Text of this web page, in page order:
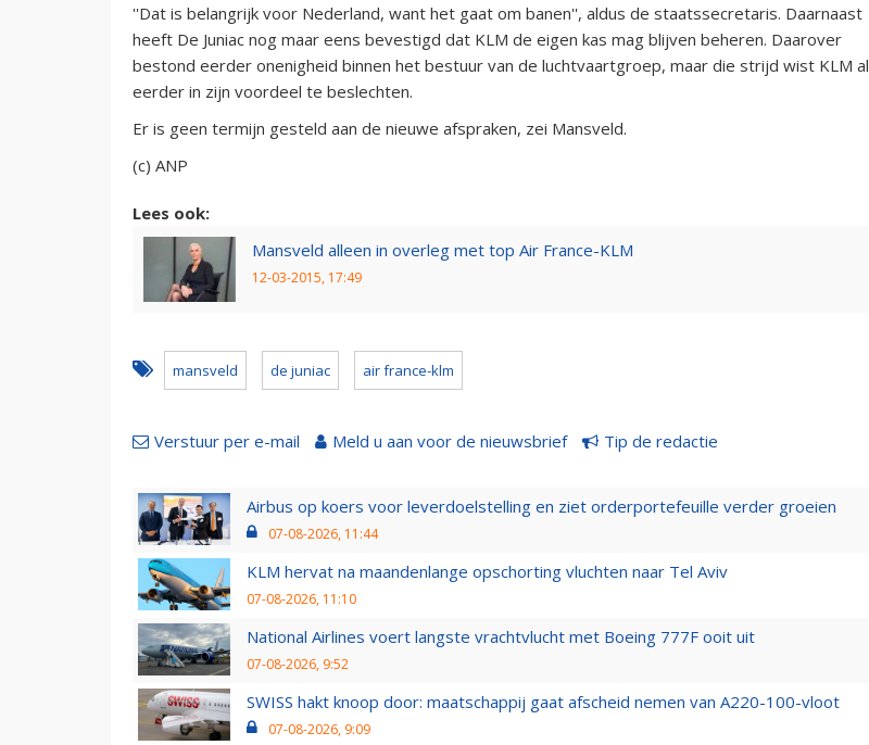
''Dat is belangrijk voor Nederland, want het gaat om banen'', aldus de staatssecretaris. Daarnaast
heeft De Juniac nog maar eens bevestigd dat KLM de eigen kas mag blijven beheren. Daarover
bestond eerder onenigheid binnen het bestuur van de luchtvaartgroep, maar die strijd wist KLM al
eerder in zijn voordeel te beslechten.
Er is geen termijn gesteld aan de nieuwe afspraken, zei Mansveld.
(c) ANP
Lees ook:
Mansveld alleen in overleg met top Air France-KLM
12-03-2015, 17:49
mansveld de juniac air france-klm
Verstuur per e-mail Meld u aan voor de nieuwsbrief Tip de redactie
Airbus op koers voor leverdoelstelling en ziet orderportefeuille verder groeien
07-08-2026, 11:44
KLM hervat na maandenlange opschorting vluchten naar Tel Aviv
07-08-2026, 11:10
National Airlines voert langste vrachtvlucht met Boeing 777F ooit uit
07-08-2026, 9:52
SWISS hakt knoop door: maatschappij gaat afscheid nemen van A220-100-vloot
07-08-2026, 9:09